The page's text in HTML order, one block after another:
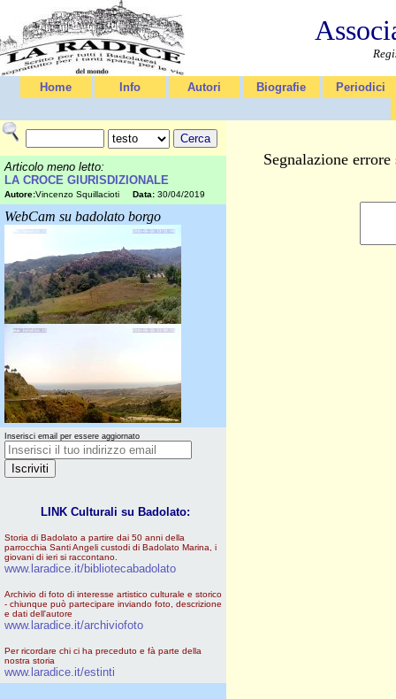
Home Info Autori Biografie Periodici
Articolo meno letto:
LA CROCE GIURISDIZIONALE
Autore:Vincenzo Squillacioti Data: 30/04/2019
WebCam su badolato borgo
Inserisci email per essere aggiornato
LINK Culturali su Badolato:
Storia di Badolato a partire dai 50 anni della
parrocchia Santi Angeli custodi di Badolato Marina, i
giovani di ieri si raccontano.
www.laradice.it/bibliotecabadolato
Archivio di foto di interesse artistico culturale e storico
- chiunque può partecipare inviando foto, descrizione
e dati dell'autore
www.laradice.it/archiviofoto
Per ricordare chi ci ha preceduto e fà parte della
nostra storia
www.laradice.it/estinti
Segnalazione